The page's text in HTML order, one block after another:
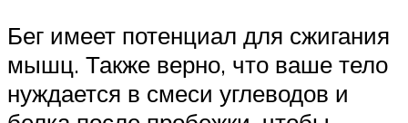
Бег имеет потенциал для сжигания
мышц. Также верно, что ваше тело
нуждается в смеси углеводов и